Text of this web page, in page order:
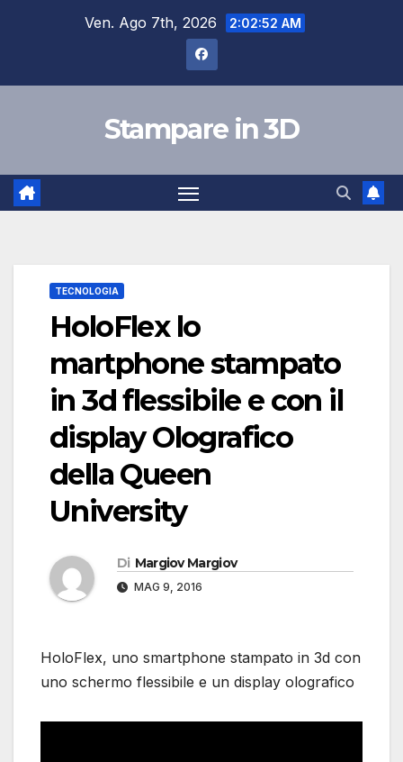
Ven. Ago 7th, 2026 2:02:53 AM
Stampare in 3D
TECNOLOGIA
HoloFlex lo
martphone stampato
in 3d flessibile e con il
display Olografico
della Queen
University
Di Margiov Margiov
MAG 9, 2016
HoloFlex, uno smartphone stampato in 3d con
uno schermo flessibile e un display olografico